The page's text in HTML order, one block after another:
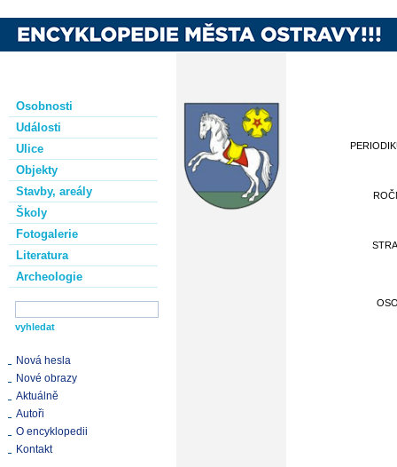
Osobnosti
Události
Ulice
Objekty
Stavby, areály
Školy
Fotogalerie
Literatura
Archeologie
Nová hesla
Nové obrazy
Aktuálně
Autoři
O encyklopedii
Kontakt